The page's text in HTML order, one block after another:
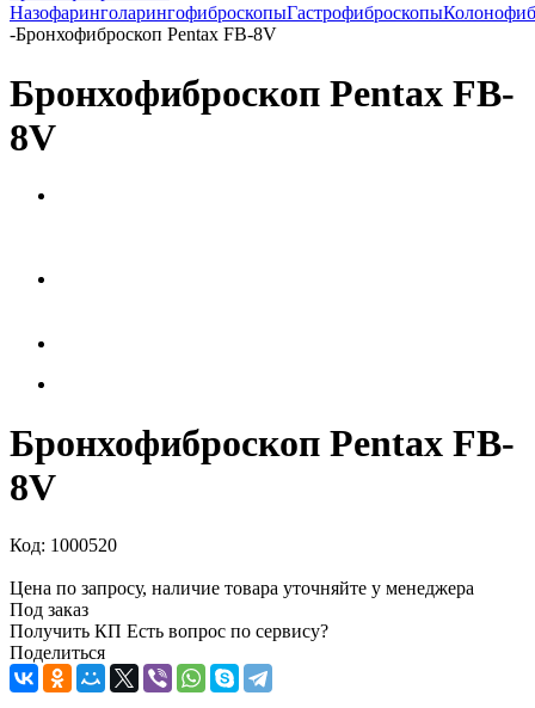
НазофаринголарингофиброскопыГастрофиброскопы
-Бронхофиброскоп Pentax FB-8V
Бронхофиброскоп Pentax FB-
8V
Бронхофиброскоп Pentax FB-
8V
Код: 1000520
Цена по запросу, наличие товара уточняйте у менеджера
Под заказ
Получить КП Есть вопрос по сервису?
Поделиться